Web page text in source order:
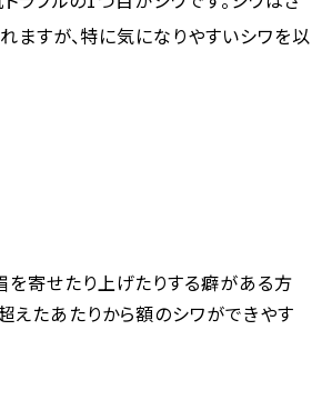
ますが、特に気になりやすいシワを以
を寄せたり上げたりする癖がある方
えたあたりから額のシワができやす